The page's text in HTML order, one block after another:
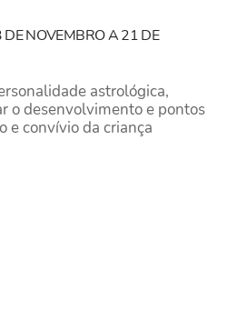
NOVEMBRO A 21 DE
astrológica,
o desenvolvimento e pontos
e convívio da criança